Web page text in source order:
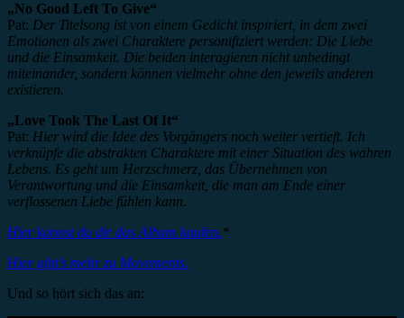
„No Good Left To Give“
Pat: Der Titelsong ist von einem Gedicht inspiriert, in dem zwei
Emotionen als zwei Charaktere personifiziert werden: Die Liebe
und die Einsamkeit. Die beiden interagieren nicht unbedingt
miteinander, sondern können vielmehr ohne den jeweils anderen
existieren.
„Love Took The Last Of It“
Pat: Hier wird die Idee des Vorgängers noch weiter vertieft. Ich
verknüpfe die abstrakten Charaktere mit einer Situation des wahren
Lebens. Es geht um Herzschmerz, das Übernehmen von
Verantwortung und die Einsamkeit, die man am Ende einer
verflossenen Liebe fühlen kann.
Hier kannst du dir das Album kaufen.*
Hier gibt’s mehr zu Movements.
Und so hört sich das an: